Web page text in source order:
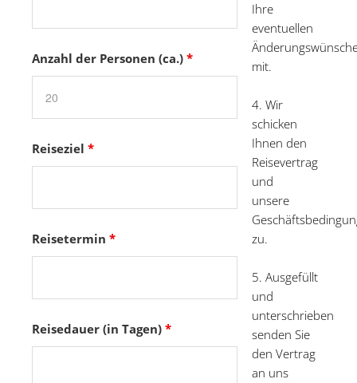
Anzahl der Personen (ca.) *
Reiseziel *
Reisetermin *
Reisedauer (in Tagen) *
Ihre
eventuellen
mit.
4. Wir
schicken
Ihnen den
Reisevertrag
und
unsere
zu.
5. Ausgefüllt
und
unterschrieben
senden Sie
den Vertrag
an uns